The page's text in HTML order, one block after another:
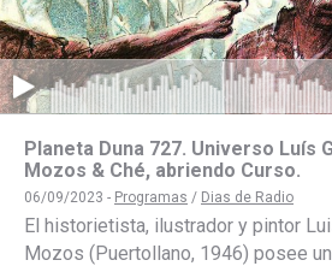
Planeta Duna 727. Universo Luís
Mozos & Ché, abriendo Curso.
06/09/2023 - Programas / Dias de Radio
El historietista, ilustrador y pintor
Mozos (Puertollano, 1946) posee